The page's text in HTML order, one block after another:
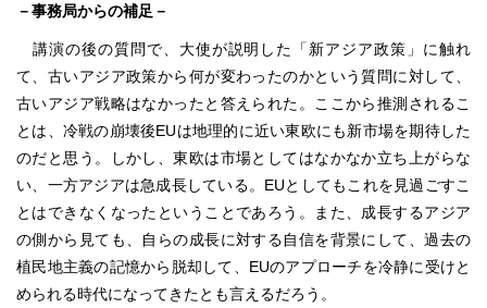
－事務局からの補足－
講演の後の質問で、大使が説明した「新アジア政策」に触れ
て、古いアジア政策から何が変わったのかという質問に対して、
古いアジア戦略はなかったと答えられた。ここから推測されるこ
とは、冷戦の崩壊後EUは地理的に近い東欧にも新市場を期待した
のだと思う。しかし、東欧は市場としてはなかなか立ち上がらな
い、一方アジアは急成長している。EUとしてもこれを見過ごすこ
とはできなくなったということであろう。また、成長するアジア
の側から見ても、自らの成長に対する自信を背景にして、過去の
植民地主義の記憶から脱却して、EUのアプローチを冷静に受けと
められる時代になってきたとも言えるだろう。